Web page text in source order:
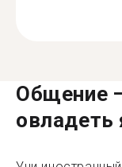
Общение